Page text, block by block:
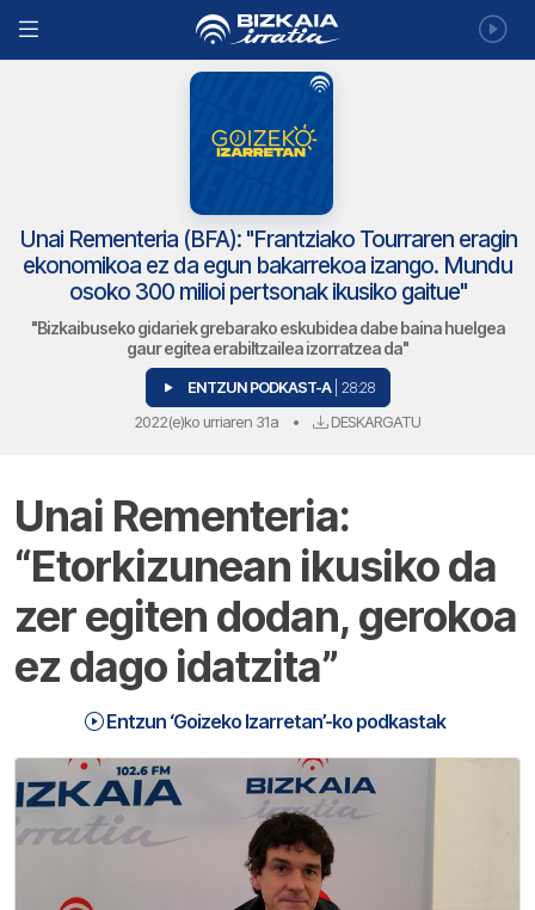
Unai Rementeria (BFA): "Frantziako Tourraren eragin
ekonomikoa ez da egun bakarrekoa izango. Mundu
osoko 300 milioi pertsonak ikusiko gaitue"
"Bizkaibuseko gidariek grebarako eskubidea dabe baina huelgea
gaur egitea erabiltzailea izorratzea da"
ENTZUN PODKAST-A | 28:28
2022(e)ko urriaren 31a • DESKARGATU
Unai Rementeria:
“Etorkizunean ikusiko da
zer egiten dodan, gerokoa
ez dago idatzita”
Entzun ‘Goizeko Izarretan’-ko podkastak